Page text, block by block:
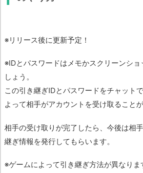
※リリース後に更新予定！
※IDとパスワードはメモかスクリーンショ
しょう。
この引き継ぎIDとパスワードをチャット
よって相手がアカウントを受け取ることが
相手の受け取りが完了したら、今後は相
継ぎ情報を発行してもらいます。
※ゲームによって引き継ぎ方法が異なり